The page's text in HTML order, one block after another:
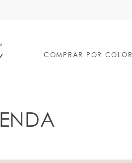
COMPRAR POR COLOR